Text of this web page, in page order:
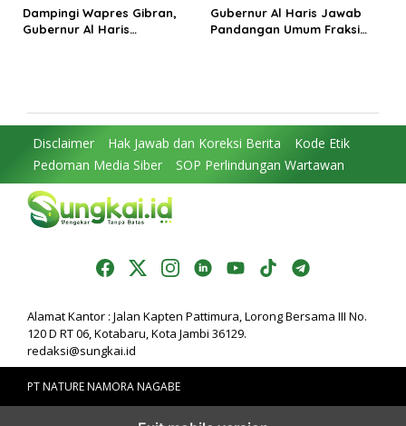
Dampingi Wapres Gibran,
Gubernur Al Haris
Gubernur Al Haris Jawab
Pandangan Umum Fraksi
Disclaimer Hak Jawab dan Koreksi Berita
Kode Etik
Pedoman Media Siber
SOP Perlindungan Wartawan
Alamat Kantor : Jalan Kapten Pattimura, Lorong Bersama III No.
120 D RT 06, Kotabaru, Kota Jambi 36129.
redaksi@sungkai.id
PT NATURE NAMORA NAGABE